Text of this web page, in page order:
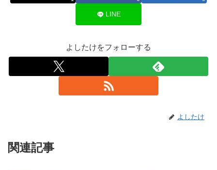
LINE
よしたけをフォローする
よしたけ
関連記事